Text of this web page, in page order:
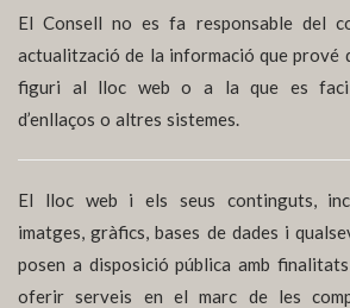
El Consell no es fa responsable del
actualització de la informació que prové
figuri al lloc web o a la que es faci
d’enllaços o altres sistemes.
El lloc web i els seus continguts,
imatges, gràfics, bases de dades i
posen a disposició pública amb
oferir serveis en el marc de les